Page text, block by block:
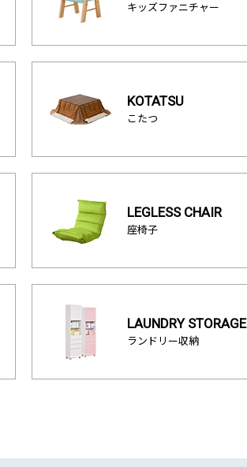
キッズファニチャー
KOTATSU
こたつ
LEGLESS CHAIR
座椅子
LAUNDRY STORAGE
ランドリー収納